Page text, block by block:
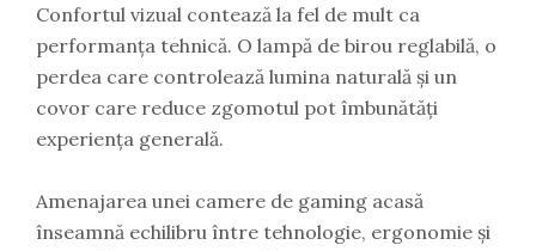
Confortul vizual contează la fel de mult ca
performanța tehnică. O lampă de birou reglabilă, o
perdea care controlează lumina naturală și un
covor care reduce zgomotul pot îmbunătăți
experiența generală.
Amenajarea unei camere de gaming acasă
înseamnă echilibru între tehnologie, ergonomie și